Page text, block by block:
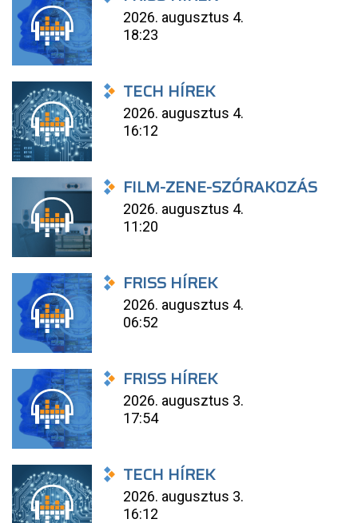
2026. augusztus 4.
18:23
TECH HÍREK
2026. augusztus 4.
16:12
FILM-ZENE-SZÓRAKOZÁS
2026. augusztus 4.
11:20
FRISS HÍREK
2026. augusztus 4.
06:52
FRISS HÍREK
2026. augusztus 3.
17:54
TECH HÍREK
2026. augusztus 3.
16:12